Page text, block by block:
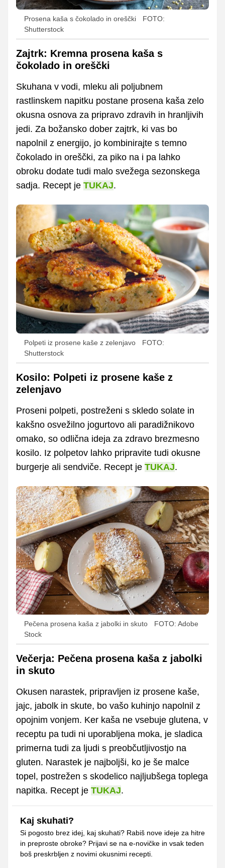
Prosena kaša s čokolado in oreščki
FOTO:
Shutterstock
Zajtrk: Kremna prosena kaša s
čokolado in oreščki
Skuhana v vodi, mleku ali poljubnem
rastlinskem napitku postane prosena kaša zelo
okusna osnova za pripravo zdravih in hranljivih
jedi. Za božansko dober zajtrk, ki vas bo
napolnil z energijo, jo kombinirajte s temno
čokolado in oreščki, za piko na i pa lahko
obroku dodate tudi malo svežega sezonskega
sadja. Recept je TUKAJ.
Polpeti iz prosene kaše z zelenjavo
FOTO:
Shutterstock
Kosilo: Polpeti iz prosene kaše z
zelenjavo
Proseni polpeti, postreženi s skledo solate in
kakšno osvežilno jogurtovo ali paradižnikovo
omako, so odlična ideja za zdravo brezmesno
kosilo. Iz polpetov lahko pripravite tudi okusne
burgerje ali sendviče. Recept je TUKAJ.
Pečena prosena kaša z jabolki in skuto
FOTO: Adobe
Stock
Večerja: Pečena prosena kaša z jabolki
in skuto
Okusen narastek, pripravljen iz prosene kaše,
jajc, jabolk in skute, bo vašo kuhinjo napolnil z
opojnim vonjem. Ker kaša ne vsebuje glutena, v
receptu pa tudi ni uporabljena moka, je sladica
primerna tudi za ljudi s preobčutljivostjo na
gluten. Narastek je najboljši, ko je še malce
topel, postrežen s skodelico najljubšega toplega
napitka. Recept je TUKAJ.
Kaj skuhati?
Si pogosto brez idej, kaj skuhati? Rabiš nove ideje za hitre
in preproste obroke? Prijavi se na e-novičke in vsak teden
boš preskrbljen z novimi okusnimi recepti.